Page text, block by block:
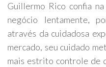
Guillermo Rico confia
negócio lentamente,
através da cuidadosa
mercado, seu cuidado
mais estrito controle de